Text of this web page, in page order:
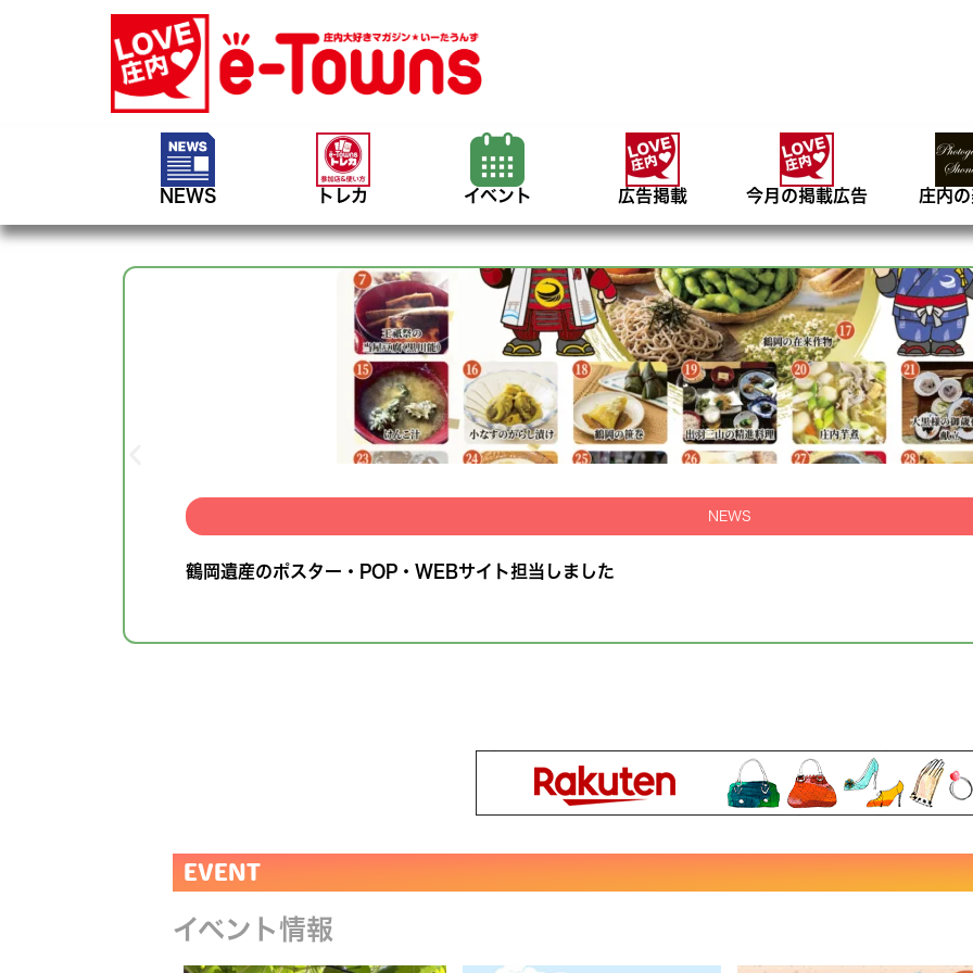
NEWS トレカ イベント 広告掲載 今月の掲載広告 庄内
NEWS
鶴岡遺産のポスター・POP・WEBサイト担当しました
EVENT
イベント情報